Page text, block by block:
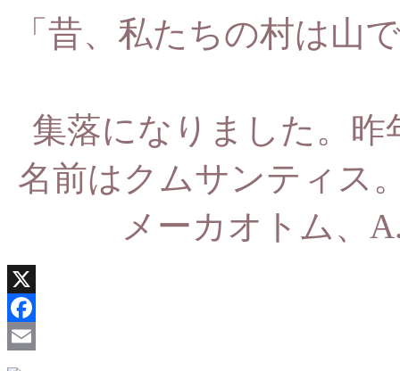
「昔、私たちの村は山
集落になりました。
名前はクムサンティス
メーカオトム、
X
Facebook
Email